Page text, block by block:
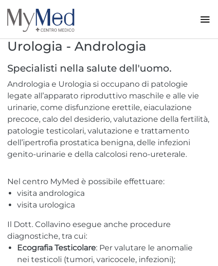
Urologia - Andrologia
Specialisti nella salute dell'uomo.
Andrologia e Urologia si occupano di patologie
legate all’apparato riproduttivo maschile e alle vie
urinarie, come disfunzione erettile, eiaculazione
precoce, calo del desiderio, valutazione della fertilità,
patologie testicolari, valutazione e trattamento
dell’ipertrofia prostatica benigna, delle infezioni
genito-urinarie e della calcolosi reno-ureterale.
Nel centro MyMed è possibile effettuare:
visita andrologica
visita urologica
Il Dott. Collavino esegue anche procedure
diagnostiche, tra cui:
Ecografia Testicolare: Per valutare le anomalie
nei testicoli (tumori, varicocele, infezioni);